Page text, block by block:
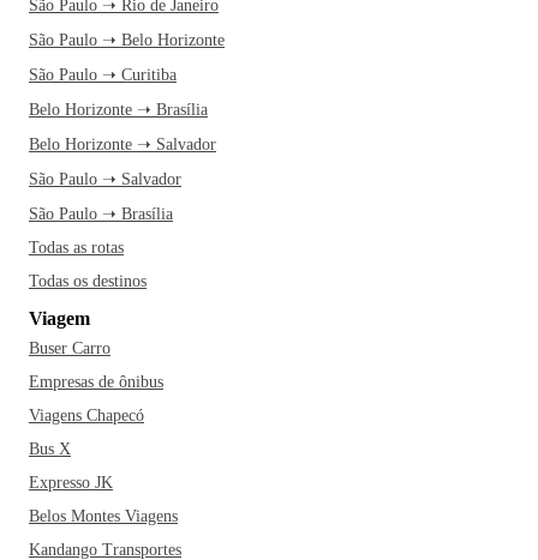
São Paulo ➝ Rio de Janeiro
São Paulo ➝ Belo Horizonte
São Paulo ➝ Curitiba
Belo Horizonte ➝ Brasília
Belo Horizonte ➝ Salvador
São Paulo ➝ Salvador
São Paulo ➝ Brasília
Todas as rotas
Todas os destinos
Viagem
Buser Carro
Empresas de ônibus
Viagens Chapecó
Bus X
Expresso JK
Belos Montes Viagens
Kandango Transportes